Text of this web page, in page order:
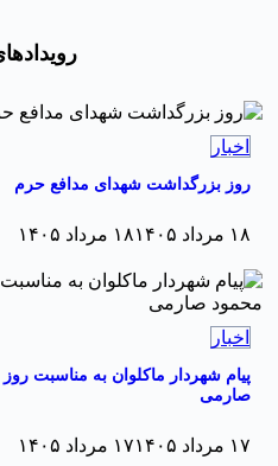
اخبار
روز بزرگداشت شهدای مدافع حرم
۱۸ مرداد ۱۴۰۵ ۱۸ مرداد ۱۴۰۵
اخبار
پیام شهردار ماکلوان به مناسبت
صارمی
۱۷ مرداد ۱۴۰۵ ۱۷ مرداد ۱۴۰۵